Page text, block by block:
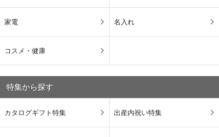
家電 名入れ
コスメ・健康
特集から探す
カタログギフト特集 出産内祝い特集